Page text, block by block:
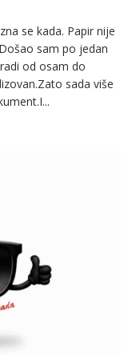
se kada. Papir nije
sam po jedan
od osam do
sada više